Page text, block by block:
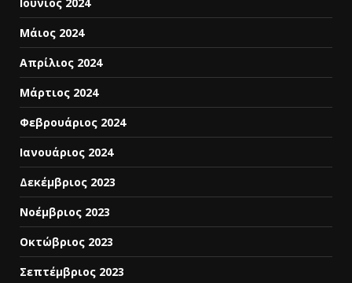
Μάιος 2024
Απρίλιος 2024
Μάρτιος 2024
Φεβρουάριος 2024
Ιανουάριος 2024
Δεκέμβριος 2023
Νοέμβριος 2023
Οκτώβριος 2023
Σεπτέμβριος 2023